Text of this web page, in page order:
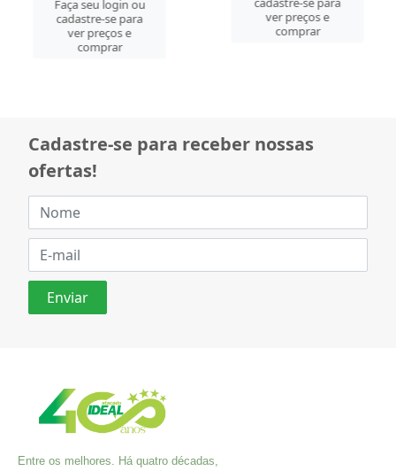
Faça seu login ou
cadastre-se para
ver preços e
comprar
ver preços e
comprar
Cadastre-se para receber nossas
ofertas!
Entre os melhores. Há quatro décadas,